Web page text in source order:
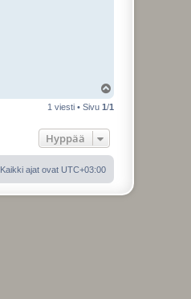
ö
1 viesti • Sivu 1/1
Hyppää
Kaikki ajat ovat UTC+03:00